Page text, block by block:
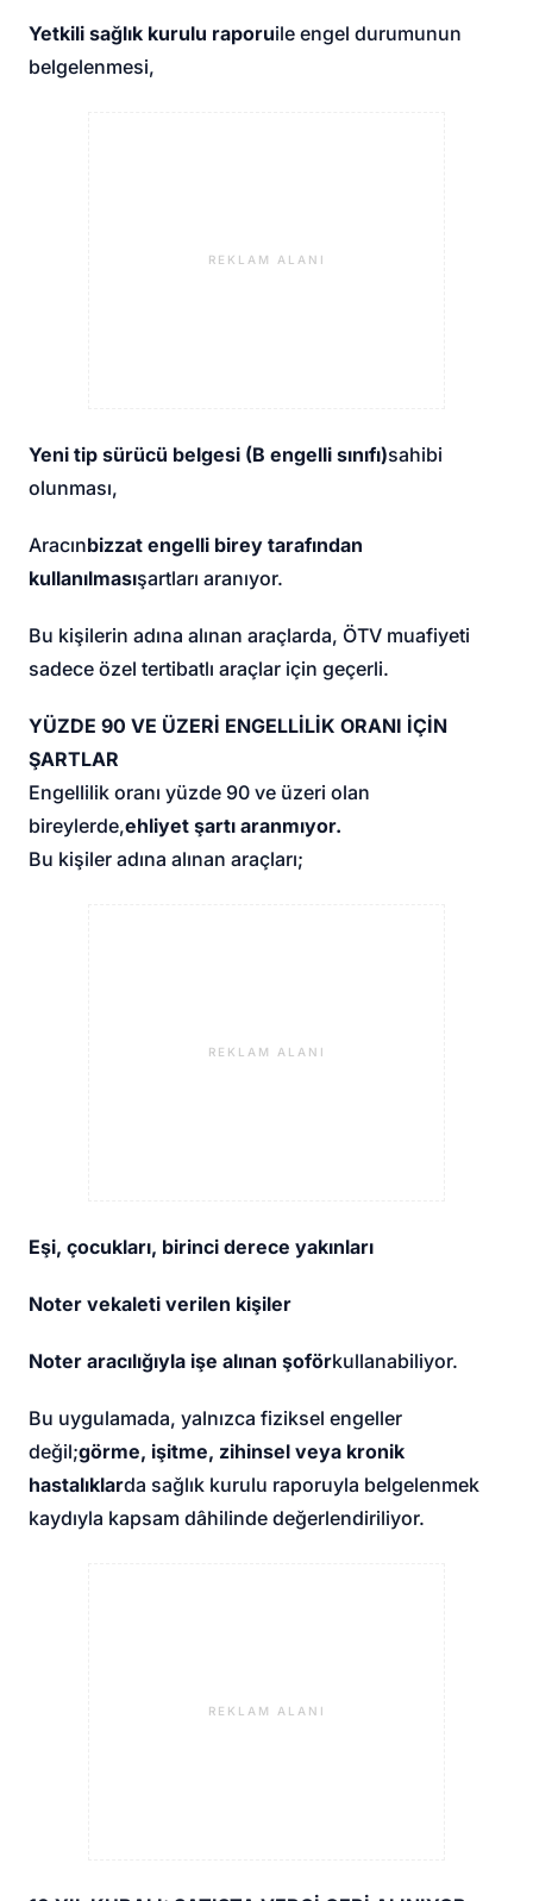
Yetkili sağlık kurulu raporuile engel durumunun
belgelenmesi,
REKLAM ALANI
Yeni tip sürücü belgesi (B engelli sınıfı)sahibi
olunması,
Aracınbizzat engelli birey tarafından
kullanılmasışartları aranıyor.
Bu kişilerin adına alınan araçlarda, ÖTV muafiyeti
sadece özel tertibatlı araçlar için geçerli.
YÜZDE 90 VE ÜZERİ ENGELLİLİK ORANI İÇİN
ŞARTLAR
Engellilik oranı yüzde 90 ve üzeri olan
bireylerde,ehliyet şartı aranmıyor.
Bu kişiler adına alınan araçları;
REKLAM ALANI
Eşi, çocukları, birinci derece yakınları
Noter vekaleti verilen kişiler
Noter aracılığıyla işe alınan şoförkullanabiliyor.
Bu uygulamada, yalnızca fiziksel engeller
değil;görme, işitme, zihinsel veya kronik
hastalıklarda sağlık kurulu raporuyla belgelenmek
kaydıyla kapsam dâhilinde değerlendiriliyor.
REKLAM ALANI